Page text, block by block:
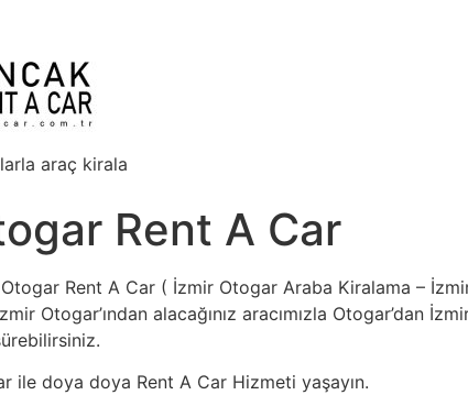
araç kirala
Rent A Car
Rent A Car ( İzmir Otogar Araba Kiralama –
Otogar’ından alacağınız aracımızla Otogar’dan
ile doya doya Rent A Car Hizmeti yaşayın.